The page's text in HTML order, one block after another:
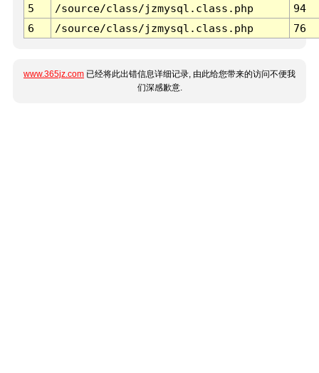
5
/source/class/jzmysql.class.php
94
6
/source/class/jzmysql.class.php 76
www.365jz.com 已经将此出错信息详细记录, 由此给您带来的访问不便我
们深感歉意.